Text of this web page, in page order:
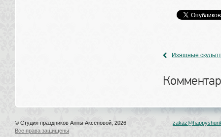
Изящные
© Студия праздников Анны Аксеновой, 2026
Все права защищены